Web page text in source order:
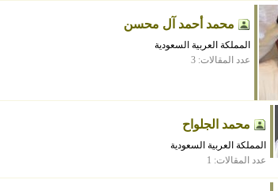
محمد أحمد آل محسن
المملكة العربية السعودية
عدد المقالات: 3
محمد الجلواح
المملكة العربية السعودية
عدد المقالات: 1